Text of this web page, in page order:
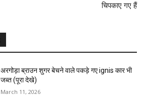
चिपकाए गए हैं
अरगोड़ा ब्राउन शुगर बेचने वाले पकड़े गए ignis कार भी
जब्त (पूरा देखे)
March 11, 2026